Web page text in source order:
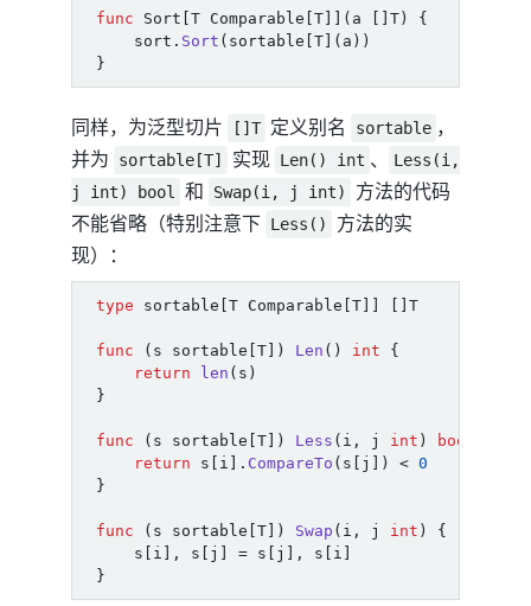
func Sort T Comparable T ]]( a T )
{
sort . Sort ( sortable T ]( a ))
}
同样，为泛型切片 []T 定义别名 sortable ，
并为
sortable[T] 实现 Len() int 、
Less(i,
j int) bool
和 Swap(i, j int)
方法的代码
不能省略（特别注意下 Less()
方法的实
现）：
type sortable T Comparable T T
func ( s sortable T ]) Len () int
{
return
len ( s )
}
func ( s sortable T ]) Less ( i , j int ) bool
return
s i ]. CompareTo ( s j ]) < 0
}
func ( s sortable T ]) Swap ( i , j int )
{
s
i ], s j = s j ], s i
}